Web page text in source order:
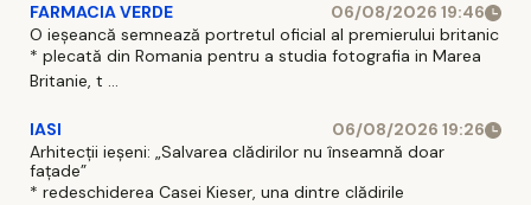
FARMACIA VERDE
06/08/2026 19:46
O ieșeancă semnează portretul oficial al premierului britanic
* plecată din Romania pentru a studia fotografia in Marea
Britanie, t ...
IASI
06/08/2026 19:26
Arhitecții ieșeni: „Salvarea clădirilor nu înseamnă doar
fațade”
* redeschiderea Casei Kieser, una dintre clădirile